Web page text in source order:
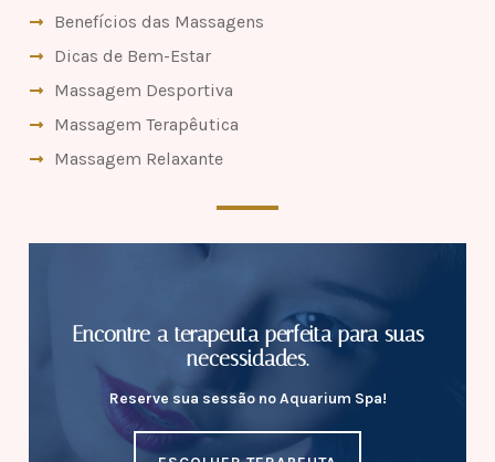
Benefícios das Massagens
Dicas de Bem-Estar
Massagem Desportiva
Massagem Terapêutica
Massagem Relaxante
Encontre a terapeuta perfeita para suas
necessidades.
Reserve sua sessão no Aquarium Spa!